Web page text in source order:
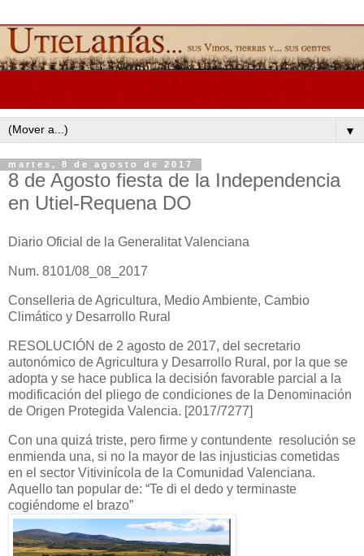
▼
martes, 8 de agosto de 2017
8 de Agosto fiesta de la Independencia
en Utiel-Requena DO
Diario Oficial de la Generalitat Valenciana
Num. 8101/08_08_2017
Conselleria de Agricultura, Medio Ambiente, Cambio
Climático y Desarrollo Rural
RESOLUCIÓN de 2 agosto de 2017, del secretario
autonómico de Agricultura y Desarrollo Rural, por la que se
adopta y se hace publica la decisión favorable parcial a la
modificación del pliego de condiciones de la Denominación
de Origen Protegida Valencia. [2017/7277]
Con una quizá triste, pero firme y contundente resolución se
enmienda una, si no la mayor de las injusticias cometidas
en el sector Vitivinícola de la Comunidad Valenciana.
Aquello tan popular de: “Te di el dedo y terminaste
cogiéndome el brazo”